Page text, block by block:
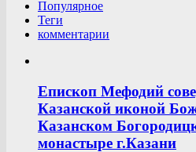
Популярное
Теги
комментарии
Епископ Мефодий
Казанской иконой
Казанском
монастыре г.Казани